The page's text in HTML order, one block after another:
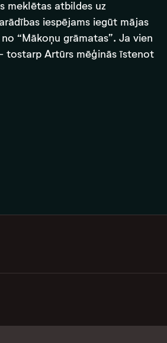
meklētas atbildes uz
iespējams iegūt mājas
“Mākoņu grāmatas”. Ja vien
tostarp Artūrs mēģinās īstenot